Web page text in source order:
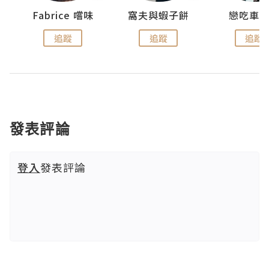
Fabrice 嚐味
追蹤
窩夫與蝦子餅
追蹤
戀吃車
追蹤
發表評論
登入發表評論